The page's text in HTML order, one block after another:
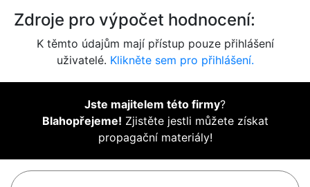
Zdroje pro výpočet hodnocení:
K těmto údajům mají přístup pouze přihlášení
uživatelé. Klikněte sem pro přihlášení.
Jste majitelem této firmy?
Blahopřejeme! Zjistěte jestli můžete získat
propagační materiály!